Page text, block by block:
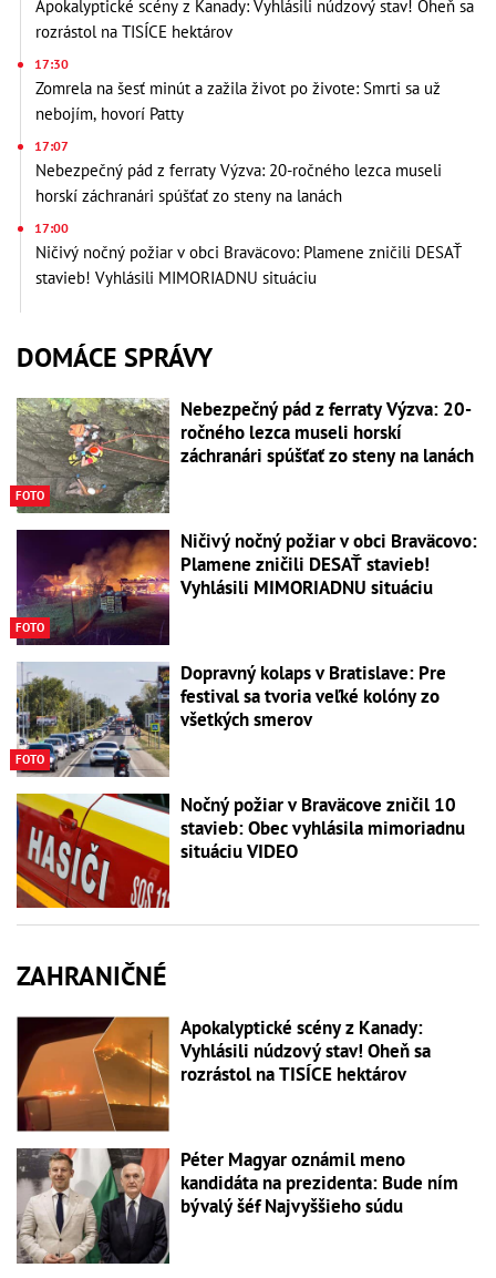
Apokalyptické scény z Kanady: Vyhlásili núdzový stav! Oheň sa
rozrástol na TISÍCE hektárov
17:30
Zomrela na šesť minút a zažila život po živote: Smrti sa už
nebojím, hovorí Patty
17:07
Nebezpečný pád z ferraty Výzva: 20-ročného lezca museli
horskí záchranári spúšťať zo steny na lanách
17:00
Ničivý nočný požiar v obci Braväcovo: Plamene zničili DESAŤ
stavieb! Vyhlásili MIMORIADNU situáciu
DOMÁCE SPRÁVY
FOTO
Nebezpečný pád z ferraty Výzva: 20-
ročného lezca museli horskí
záchranári spúšťať zo steny na lanách
FOTO
Ničivý nočný požiar v obci Braväcovo:
Plamene zničili DESAŤ stavieb!
Vyhlásili MIMORIADNU situáciu
FOTO
Dopravný kolaps v Bratislave: Pre
festival sa tvoria veľké kolóny zo
všetkých smerov
Nočný požiar v Braväcove zničil 10
stavieb: Obec vyhlásila mimoriadnu
situáciu VIDEO
ZAHRANIČNÉ
Apokalyptické scény z Kanady:
Vyhlásili núdzový stav! Oheň sa
rozrástol na TISÍCE hektárov
Péter Magyar oznámil meno
kandidáta na prezidenta: Bude ním
bývalý šéf Najvyššieho súdu